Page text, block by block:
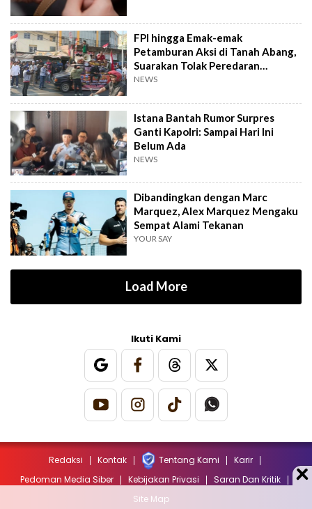
FPI hingga Emak-emak
Petamburan Aksi di Tanah Abang,
Suarakan Tolak Peredaran
Tramadol
NEWS
Istana Bantah Rumor Surpres
Ganti Kapolri: Sampai Hari Ini
Belum Ada
NEWS
Dibandingkan dengan Marc
Marquez, Alex Marquez Mengaku
Sempat Alami Tekanan
YOUR SAY
Load More
Ikuti Kami
Redaksi Kontak Tentang Kami
Karir
Pedoman Media Siber
Kebijakan Privasi
Saran Dan Kritik
Site Map